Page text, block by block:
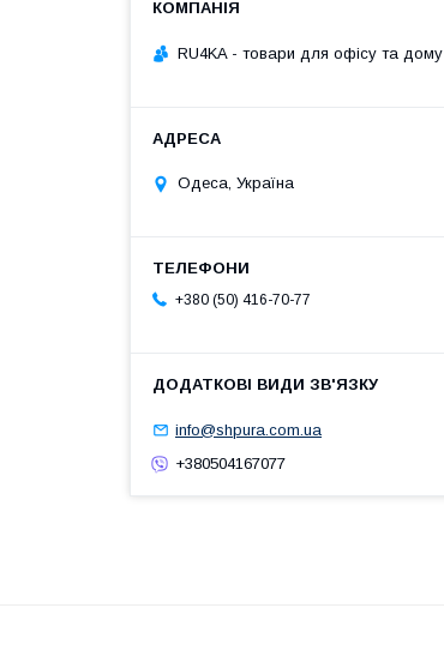
RU4KA - товари для офісу та дому
Одеса, Україна
+380 (50) 416-70-77
info@shpura.com.ua
+380504167077